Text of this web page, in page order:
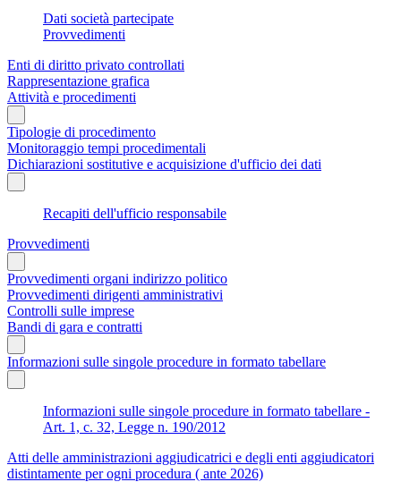
Dati società partecipate
Provvedimenti
Enti di diritto privato controllati
Rappresentazione grafica
Attività e procedimenti
Tipologie di procedimento
Monitoraggio tempi procedimentali
Dichiarazioni sostitutive e acquisizione d'ufficio dei dati
Recapiti dell'ufficio responsabile
Provvedimenti
Provvedimenti organi indirizzo politico
Provvedimenti dirigenti amministrativi
Controlli sulle imprese
Bandi di gara e contratti
Informazioni sulle singole procedure in formato tabellare
Informazioni sulle singole procedure in formato tabellare -
Art. 1, c. 32, Legge n. 190/2012
Atti delle amministrazioni aggiudicatrici e degli enti aggiudicatori
distintamente per ogni procedura ( ante 2026)